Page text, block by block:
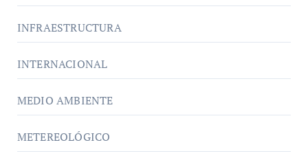
INFRAESTRUCTURA
INTERNACIONAL
MEDIO AMBIENTE
METEREOLÓGICO